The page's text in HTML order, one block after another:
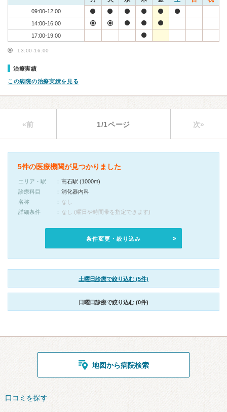
09:00-12:00
14:00-16:00
17:00-19:00
13:00-16:00
治療実績
この病院の治療実績を見る
«前 1/1ページ 次»
5件の医療機関が見つかりました
エリア・駅
高石駅 (1000m)
診療科目
消化器内科
名称
なし
詳細条件
なし (曜日や時間帯を指定できます)
条件変更・絞り込み
土曜日診療で絞り込む (5件)
日曜日診療で絞り込む (0件)
地図から病院検索
口コミを探す